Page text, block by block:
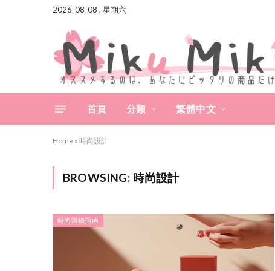
2026-08-08 , 星期六
首頁 分類 繁體中文
Home » 時尚設計
BROWSING: 時尚設計
時尚購物指南